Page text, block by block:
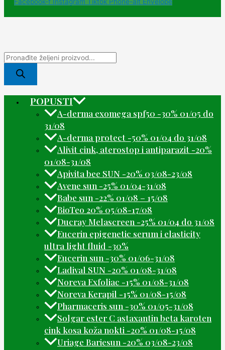
POPUSTI
A-derma exomega spf50 -30% 01/05 do
31/08
A-derma protect -50% 01/04 do 31/08
Alivit cink, aterostop i antiparazit -20%
01/08-31/08
Apivita bee SUN -20% 03/08-23/08
Avene sun -25% 01/04-31/08
Babe sun -22% 01/08 – 15/08
BioTeo 20% 05/08-17/08
Ducray Melascreen -25% 01/04 do 31/08
Eucerin epigenetic serum i elasticity
ultra light fluid -30%
Eucerin sun -30% 01/06-31/08
Ladival SUN -20% 01/08-31/08
Noreva Exfoliac -15% 01/08-31/08
Noreva Kerapil -15% 01/08-15/08
Pharmaceris sun -30% 01/05-31/08
Solgar ester C astaxantin beta karoten
cink kosa koža nokti -20% 01/08-15/08
Uriage Bariesun -20% 03/08-23/08